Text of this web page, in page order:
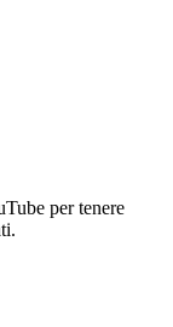
per tenere